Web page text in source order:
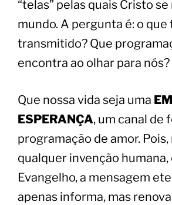
“telas” pelas quais Cristo
mundo. A pergunta é: o que
transmitido? Que
encontra ao olhar para nós?
Que nossa vida seja uma
ESPERANÇA, um canal de
programação de amor.
qualquer invenção humana,
Evangelho, a mensagem
apenas informa, mas